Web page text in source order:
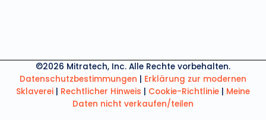
©2026 Mitratech, Inc. Alle Rechte vorbehalten.
Datenschutzbestimmungen
Erklärung zur modernen
Sklaverei
Rechtlicher Hinweis Cookie-Richtlinie
Meine
Daten nicht verkaufen/teilen